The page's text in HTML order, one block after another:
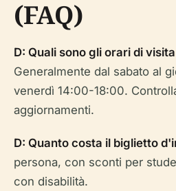
(FAQ)
D: Quali sono gli orari di
Generalmente dal sabato al
venerdì 14:00-18:00.
aggiornamenti.
D: Quanto costa il biglietto
persona, con sconti per
con disabilità.